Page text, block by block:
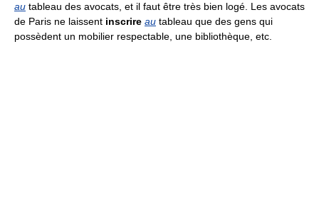
au tableau des avocats, et il faut être très bien logé. Les avocats
de Paris ne laissent inscrire au tableau que des gens qui
possèdent un mobilier respectable, une bibliothèque, etc.